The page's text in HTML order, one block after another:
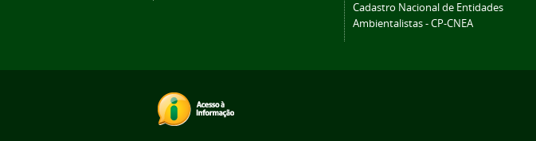
Cadastro Nacional de Entidades
Ambientalistas - CP-CNEA